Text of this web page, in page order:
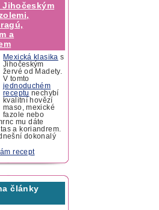
a
Mexická klasika s
Jihočeským
žervé od Madety.
V tomto
jednoduchém
receptu nechybí
kvalitní hovězí
maso, mexické
fazole nebo
mu dáte
a koriandrem.
dokonalý
recept
články